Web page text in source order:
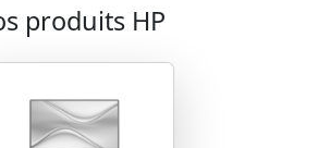
produits HP